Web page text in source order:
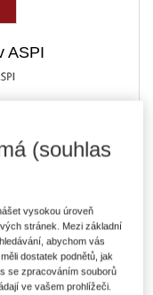
ASPI
Ušetříte 68 Kč
333 Kč
(souhlas
vysokou úroveň
stránek. Mezi základní
abychom vás
dostatek podnětů, jak
se zpracováním souborů
ve vašem prohlížeči.